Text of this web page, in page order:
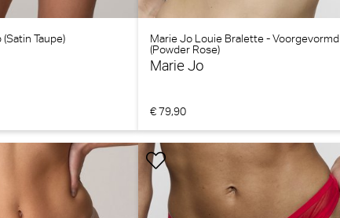
Taupe)
Marie Jo Louie Bralette - Voorgevormd
(Powder Rose)
Marie Jo
€ 79,90